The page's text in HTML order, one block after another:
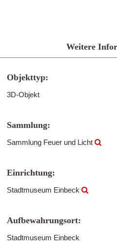
Weitere
Objekttyp:
3D-Objekt
Sammlung:
Sammlung Feuer und Licht
Einrichtung:
Stadtmuseum Einbeck
Aufbewahrungsort:
Stadtmuseum Einbeck